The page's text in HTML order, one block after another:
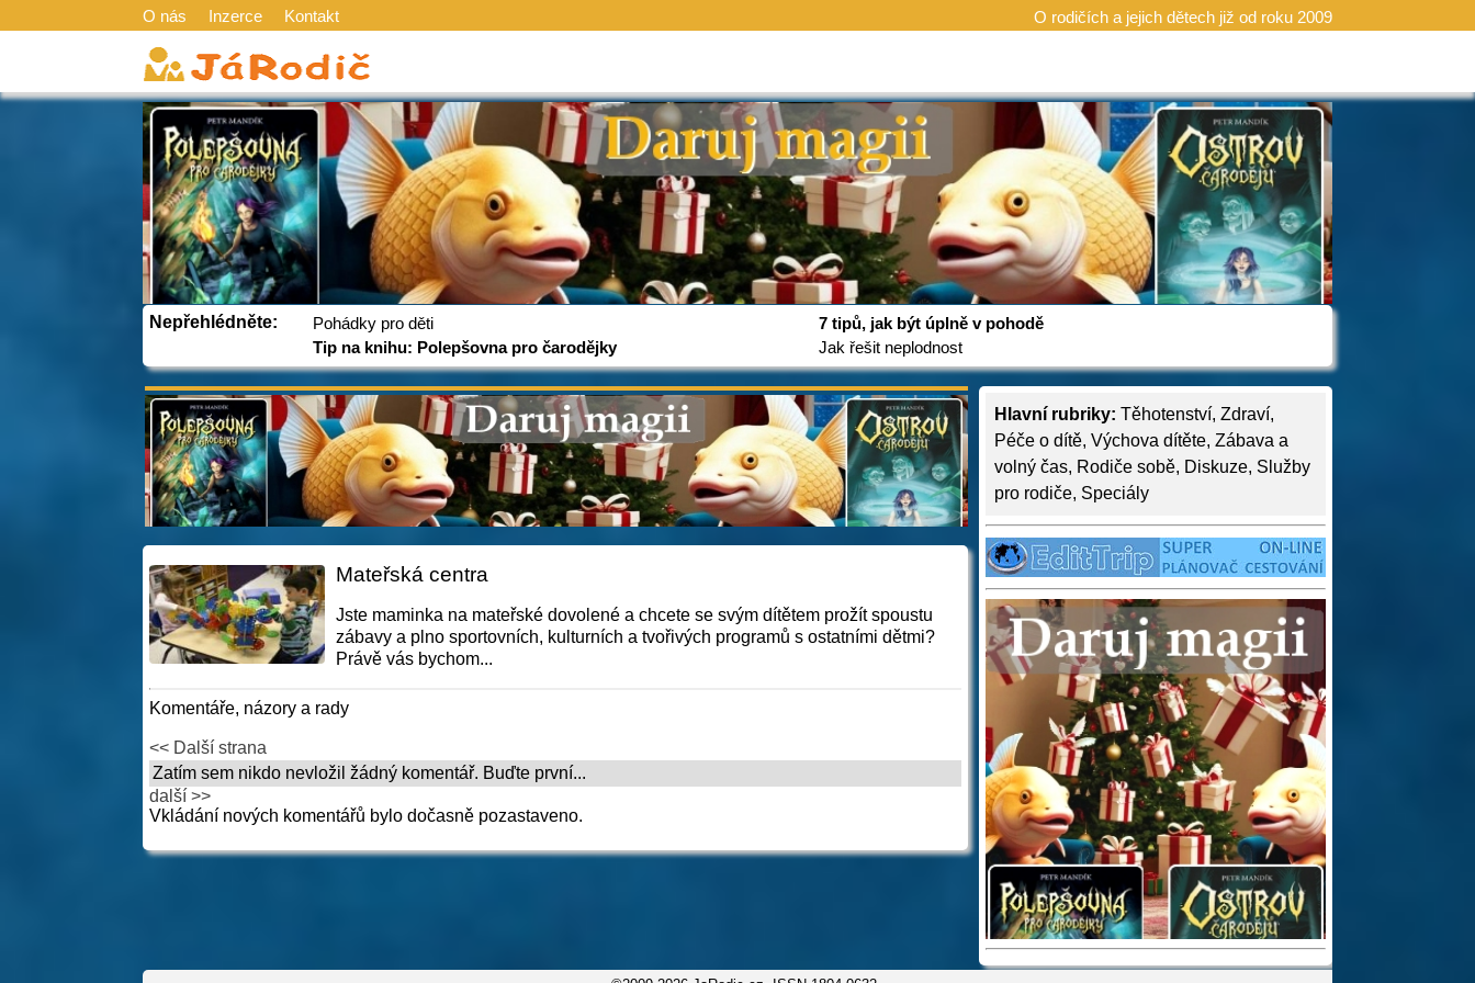
O nás Inzerce Kontakt O rodičích a jejich dětech již od roku 2009
Nepřehlédněte:
Pohádky pro děti
Tip na knihu: Polepšovna pro čarodějky
7 tipů, jak být úplně v pohodě
Jak řešit neplodnost
Hlavní rubriky: Těhotenství, Zdraví,
Péče o dítě, Výchova dítěte, Zábava a
volný čas, Rodiče sobě, Diskuze, Služby
pro rodiče, Speciály
Mateřská centra
Jste maminka na mateřské dovolené a chcete se svým dítětem prožít spoustu
zábavy a plno sportovních, kulturních a tvořivých programů s ostatními dětmi?
Právě vás bychom...
Komentáře, názory a rady
<< Další strana
Zatím sem nikdo nevložil žádný komentář. Buďte první...
další >>
Vkládání nových komentářů bylo dočasně pozastaveno.